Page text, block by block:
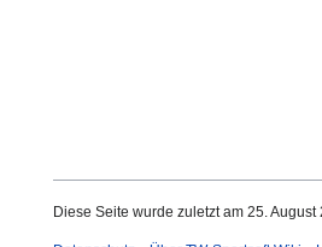
Diese Seite wurde zuletzt am 25.